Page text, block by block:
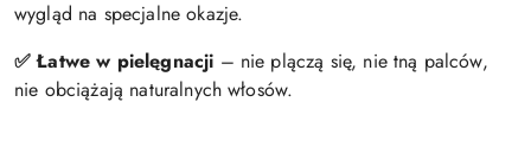
wygląd na specjalne okazje.
✅ Łatwe w pielęgnacji – nie plączą się, nie tną palców,
nie obciążają naturalnych włosów.